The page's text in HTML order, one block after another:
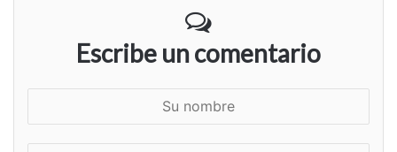
Escribe un comentario